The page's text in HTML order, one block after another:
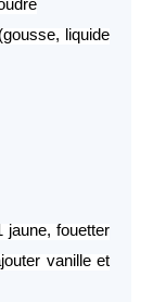
liquide
fouetter
vanille et